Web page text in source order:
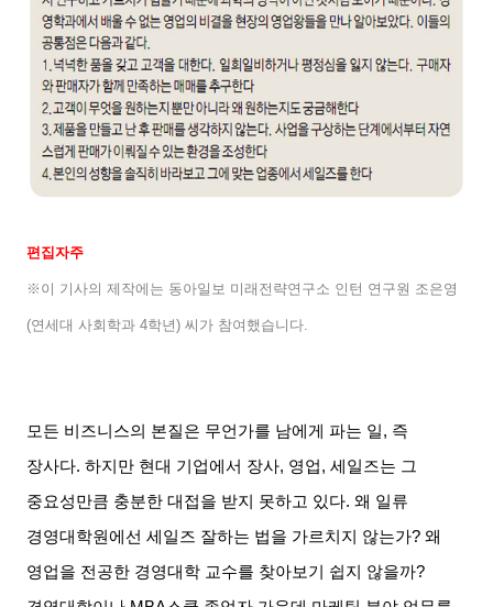
편집자주
※이 기사의 제작에는 동아일보 미래전략연구소 인턴 연구원 조은영
(연세대 사회학과 4학년)씨가 참여했습니다
모든 비즈니스의 본질은 무언가를 남에게 파는 일, 즉
장사다.하지만 현대 기업에서 장사, 영업,세일즈는 그
중요성만큼 충분한 대접을 받지 못하고 있다.왜 일류
경영대학원에선 세일즈 잘하는 법을 가르치지 않는가?왜
영업을 전공한 경영대학 교수를 찾아보기 쉽지 않을까?